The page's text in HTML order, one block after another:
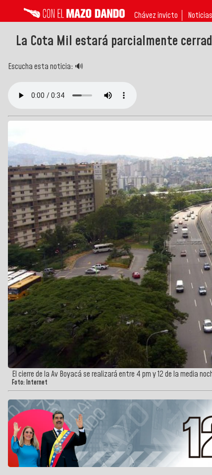
Chávez invicto
La Cota Mil estará parcialmente
Escucha esta noticia: 🔊
El cierre de la Av Boyacá se realizará entre 4 pm y 12 de la media
Foto: Internet